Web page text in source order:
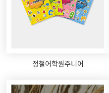
정철어학원주니어